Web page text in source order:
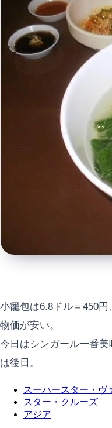
小籠包は6.8ドル＝450円
物価が安い。
今日はシンガール一番
は後日。
スーパースター・ヴ
スター・クルーズ
アジア